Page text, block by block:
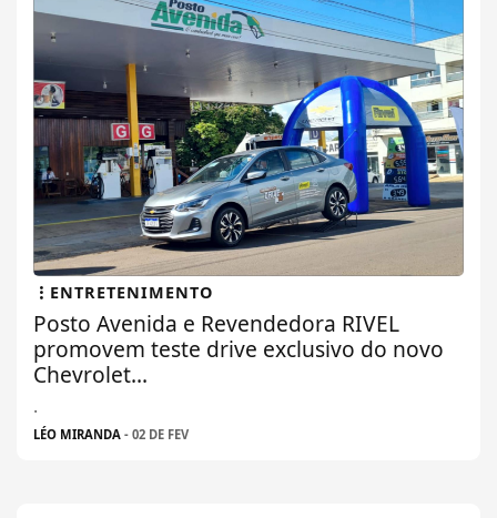
ENTRETENIMENTO
Posto Avenida e Revendedora RIVEL
promovem teste drive exclusivo do novo
Chevrolet...
.
LÉO MIRANDA - 02 DE FEV